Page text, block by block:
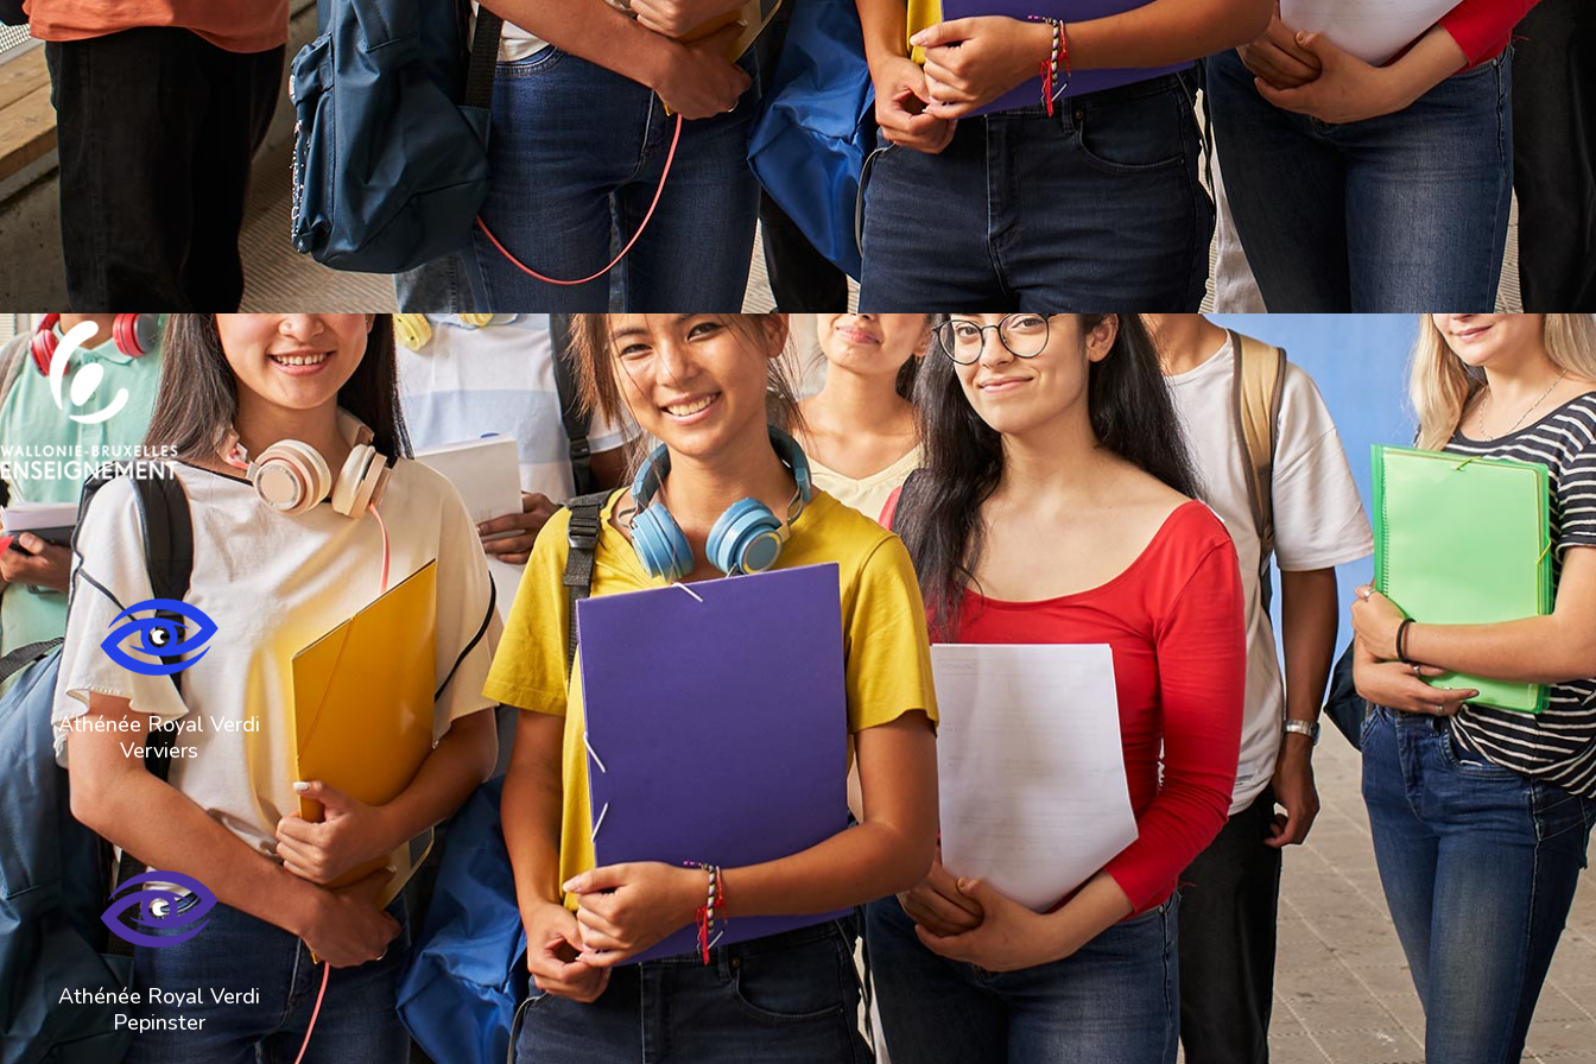
Athénée Royal Verdi
Verviers
087 32 43 60
direction@arverdi.be
Athénée Royal Verdi
Pepinster
087 46 98 38
commis.pepinster@arverdi.be